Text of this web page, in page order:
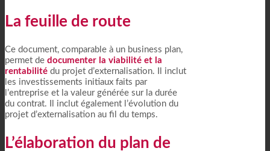
La feuille de route
Ce document, comparable à un business plan,
permet de documenter la viabilité et la
rentabilité du projet d’externalisation. Il inclut
les investissements initiaux faits par
l’entreprise et la valeur générée sur la durée
du contrat. Il inclut également l’évolution du
projet d’externalisation au fil du temps.
L’élaboration du plan de